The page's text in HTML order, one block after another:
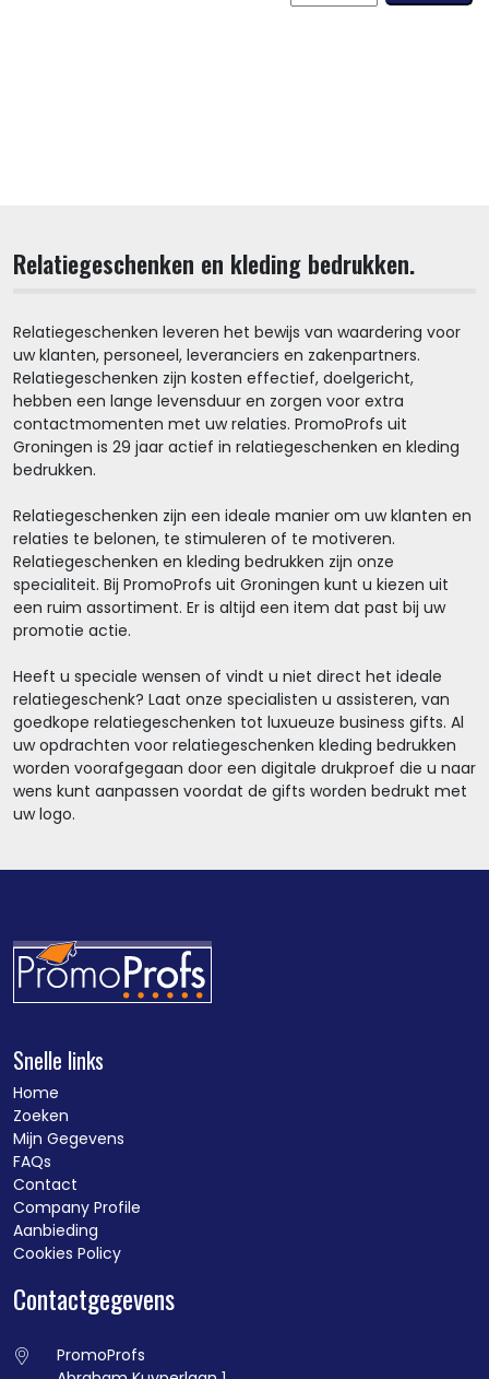
Relatiegeschenken en kleding bedrukken.
Relatiegeschenken leveren het bewijs van waardering voor
uw klanten, personeel, leveranciers en zakenpartners.
Relatiegeschenken zijn kosten effectief, doelgericht,
hebben een lange levensduur en zorgen voor extra
contactmomenten met uw relaties. PromoProfs uit
Groningen is 29 jaar actief in relatiegeschenken en kleding
bedrukken.
Relatiegeschenken zijn een ideale manier om uw klanten en
relaties te belonen, te stimuleren of te motiveren.
Relatiegeschenken en kleding bedrukken zijn onze
specialiteit. Bij PromoProfs uit Groningen kunt u kiezen uit
een ruim assortiment. Er is altijd een item dat past bij uw
promotie actie.
Heeft u speciale wensen of vindt u niet direct het ideale
relatiegeschenk? Laat onze specialisten u assisteren, van
goedkope relatiegeschenken tot luxueuze business gifts. Al
uw opdrachten voor relatiegeschenken kleding bedrukken
worden voorafgegaan door een digitale drukproef die u naar
wens kunt aanpassen voordat de gifts worden bedrukt met
uw logo.
Snelle links
Home
Zoeken
Mijn Gegevens
FAQs
Contact
Company Profile
Aanbieding
Cookies Policy
Contactgegevens
PromoProfs